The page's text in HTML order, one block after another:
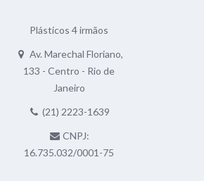
Plásticos 4 irmãos
Av. Marechal Floriano,
133 - Centro - Rio de
Janeiro
(21) 2223-1639
CNPJ:
16.735.032/0001-75